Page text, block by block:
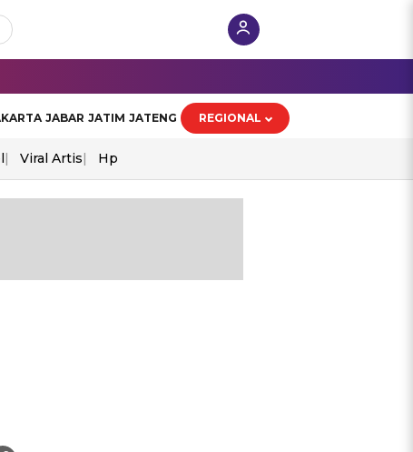
JABAR JATIM JATENG REGIONAL
Viral Artis Hp